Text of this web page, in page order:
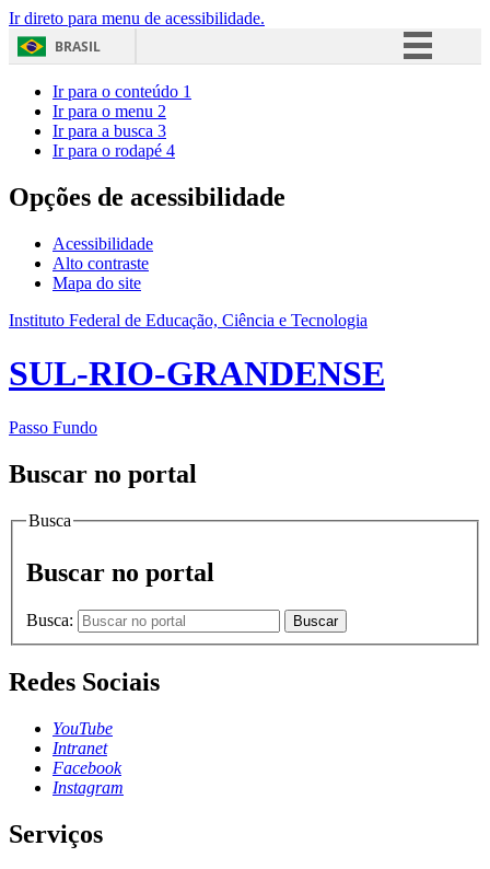
Ir direto para menu de acessibilidade.
BRASIL
Acesso à informação
Ir para o conteúdo 1
Ir para o menu 2
Ir para a busca 3
Ir para o rodapé 4
Opções de acessibilidade
Acessibilidade
Alto contraste
Mapa do site
Instituto Federal de Educação, Ciência e Tecnologia
SUL-RIO-GRANDENSE
Passo Fundo
Buscar no portal
Busca
Buscar no portal
Busca: Buscar
Redes Sociais
YouTube
Intranet
Facebook
Instagram
Serviços